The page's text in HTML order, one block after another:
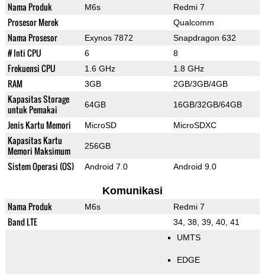
Nama Produk M6s Redmi 7
Prosesor Merek Qualcomm
Nama Prosesor Exynos 7872 Snapdragon 632
# Inti CPU 6 8
Frekuensi CPU 1.6 GHz 1.8 GHz
RAM 3GB 2GB/3GB/4GB
Kapasitas Storage
untuk Pemakai
64GB 16GB/32GB/64GB
Jenis Kartu Memori MicroSD MicroSDXC
Kapasitas Kartu
Memori Maksimum
256GB
Sistem Operasi (OS) Android 7.0 Android 9.0
Komunikasi
Nama Produk M6s Redmi 7
Band LTE
34, 38, 39, 40, 41
UMTS
EDGE